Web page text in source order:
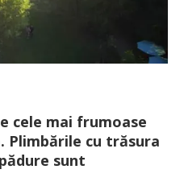
cele mai frumoase
Plimbările cu trăsura
sunt